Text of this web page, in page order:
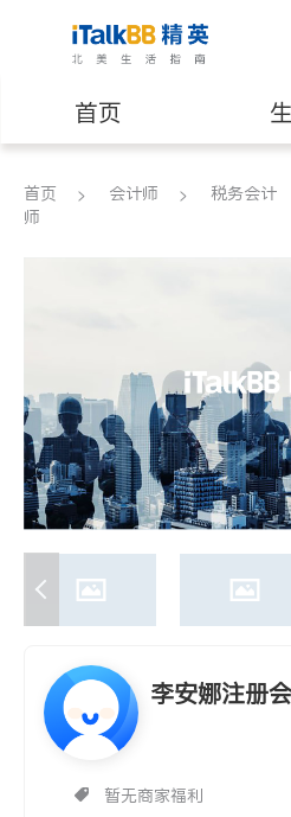
首页
医生
建筑装修
首页 会计师 税务会计
师
李安娜注册
暂无商家福利